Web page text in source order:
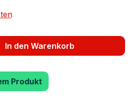
gewünschten Wert
In den Warenkorb
Produkt